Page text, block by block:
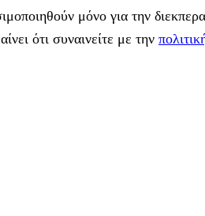
μόνο για την
ότι συναινείτε με την